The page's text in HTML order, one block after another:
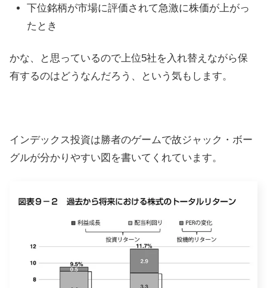
下位銘柄が市場に評価されて急激に株価が上がっ
たとき
かな、と思っているので上位5社を入れ替えながら保
有するのはどうなんだろう、という気もします。
インデックス投資は勝者のゲームで故ジャック・ボー
グルが分かりやすい図を書いてくれています。